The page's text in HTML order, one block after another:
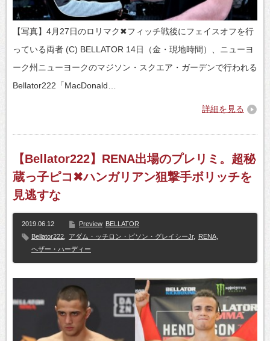
【写真】4月27日のロリマク✖フィッチ戦後にフェイスオフを行
っている両者 (C) BELLATOR 14日（金・現地時間）、ニューヨ
ーク州ニューヨークのマジソン・スクエア・ガーデンで行われる
Bellator222「MacDonald…
詳細を見る
【Bellator222】RENA出場のプレリミ。超秘
蔵っ子ピコ✖ハンガリアン狙撃手ボリッチを
見逃すな
2019.06.12 Preview BELLATOR
Bellator222
アダム・ッチロン・ピソン・グレイシーJr, RENA
ヘザー・ハーディー